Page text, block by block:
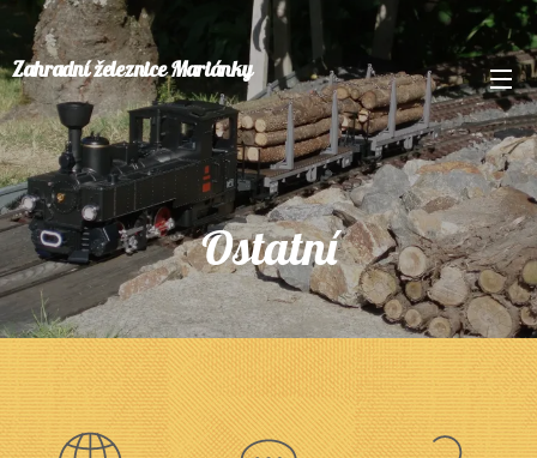
Zahradní železnice Mariánky
Ostatní